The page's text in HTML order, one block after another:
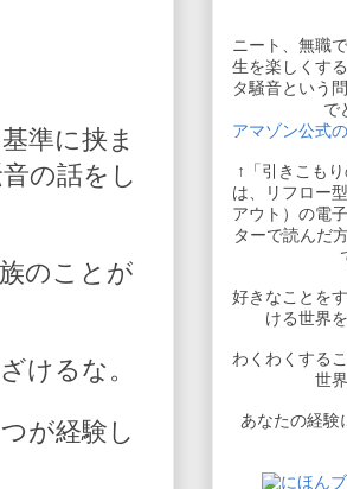
準に挟ま
の話をし
のことが
けるな。
が経験し
ニート、無職
生を楽しくす
タ騒音という
で
アマゾン公式
↑「引きこも
は、リフロー
アウト）の電
ターで読んだ
好きなことを
ける世界
わくわくする
世
あなたの経験